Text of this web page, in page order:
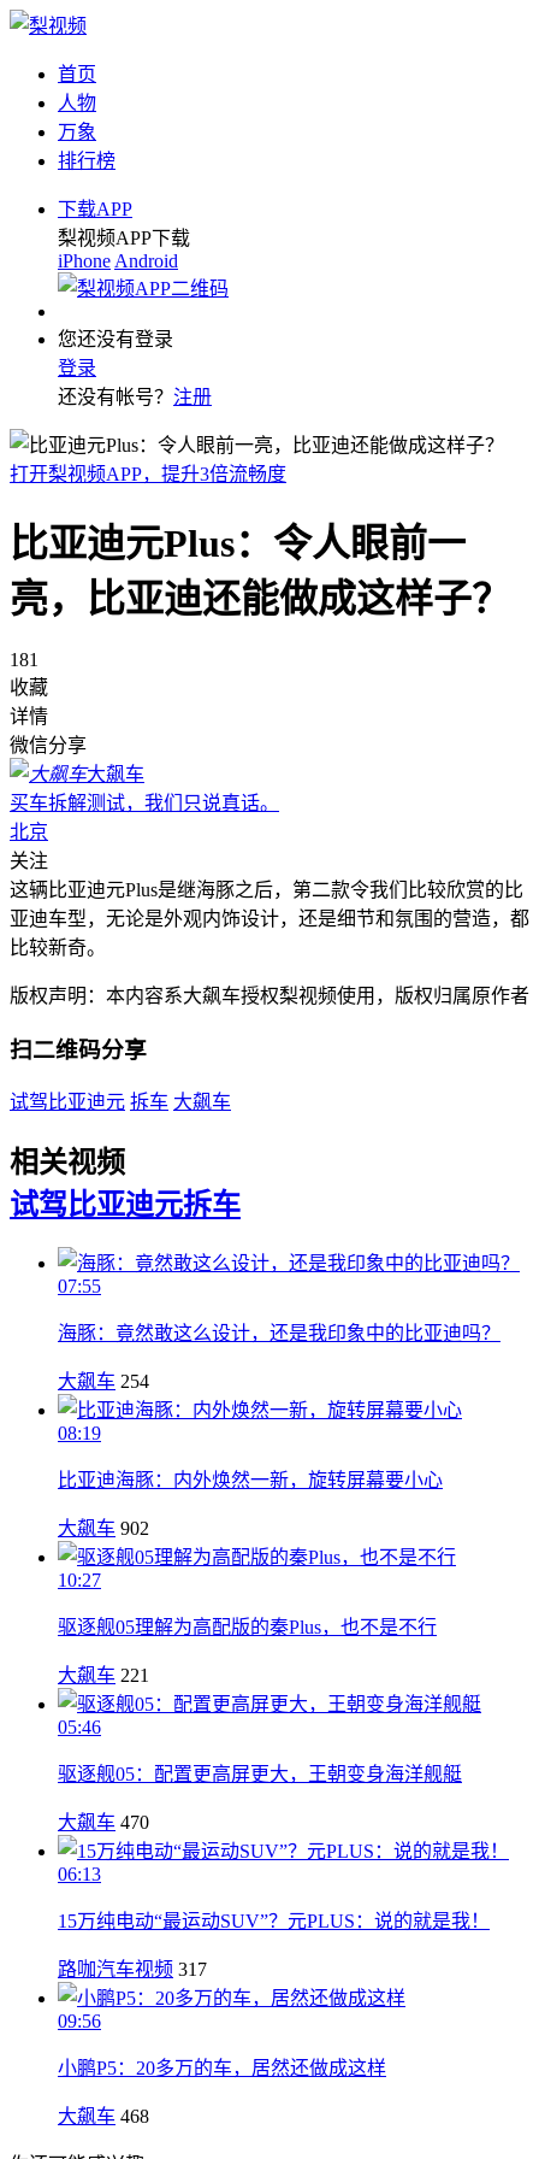
首页
人物
万象
排行榜
下载APP
梨视频APP下载
iPhone Android
您还没有登录
登录
还没有帐号？ 注册
打开梨视频APP，提升3倍流畅度
比亚迪元Plus：令人眼前一
亮，比亚迪还能做成这样子？
181
收藏
详情
微信分享
大飙车
买车拆解测试，我们只说真话。
北京
关注
这辆比亚迪元Plus是继海豚之后，第二款令我们比较欣赏的比
亚迪车型，无论是外观内饰设计，还是细节和氛围的营造，都
比较新奇。
版权声明：本内容系大飙车授权梨视频使用，版权归属原作者
扫二维码分享
试驾比亚迪元 拆车 大飙车
相关视频
试驾比亚迪元拆车
07:55
海豚：竟然敢这么设计，还是我印象中的比亚迪吗？
大飙车 254
08:19
比亚迪海豚：内外焕然一新，旋转屏幕要小心
大飙车 902
10:27
驱逐舰05理解为高配版的秦Plus，也不是不行
大飙车 221
05:46
驱逐舰05：配置更高屏更大，王朝变身海洋舰艇
大飙车 470
06:13
15万纯电动“最运动SUV”？元PLUS：说的就是我！
路咖汽车视频 317
09:56
小鹏P5：20多万的车，居然还做成这样
大飙车 468